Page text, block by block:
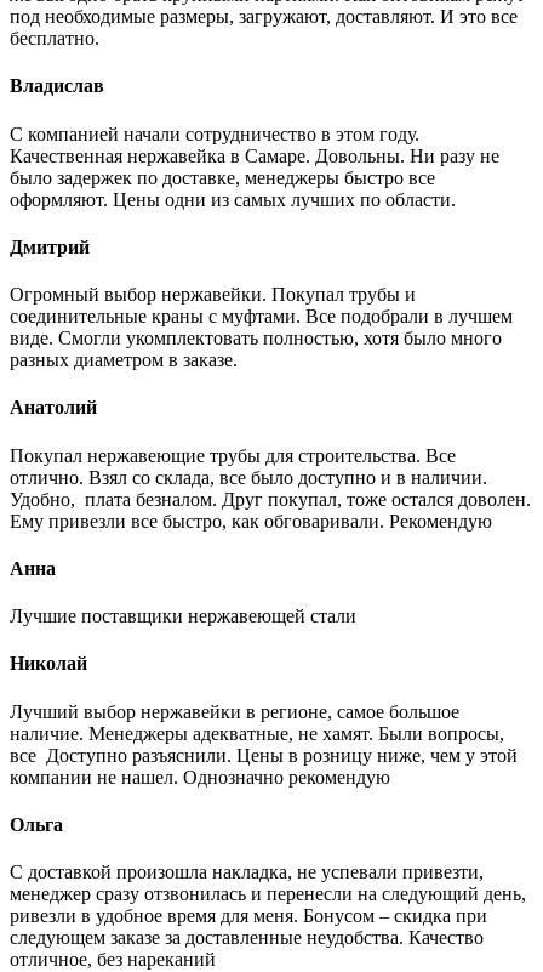
под необходимые размеры, загружают, доставляют. И это все
бесплатно.
Владислав
С компанией начали сотрудничество в этом году.
Качественная нержавейка в Самаре. Довольны. Ни разу не
было задержек по доставке, менеджеры быстро все
оформляют. Цены одни из самых лучших по области.
Дмитрий
Огромный выбор нержавейки. Покупал трубы и
соединительные краны с муфтами. Все подобрали в лучшем
виде. Смогли укомплектовать полностью, хотя было много
разных диаметром в заказе.
Анатолий
Покупал нержавеющие трубы для строительства. Все
отлично. Взял со склада, все было доступно и в наличии.
Удобно, плата безналом. Друг покупал, тоже остался доволен.
Ему привезли все быстро, как обговаривали. Рекомендую
Анна
Лучшие поставщики нержавеющей стали
Николай
Лучший выбор нержавейки в регионе, самое большое
наличие. Менеджеры адекватные, не хамят. Были вопросы,
все Доступно разъяснили. Цены в розницу ниже, чем у этой
компании не нашел. Однозначно рекомендую
Ольга
С доставкой произошла накладка, не успевали привезти,
менеджер сразу отзвонилась и перенесли на следующий день,
ривезли в удобное время для меня. Бонусом – скидка при
следующем заказе за доставленные неудобства. Качество
отличное, без нареканий